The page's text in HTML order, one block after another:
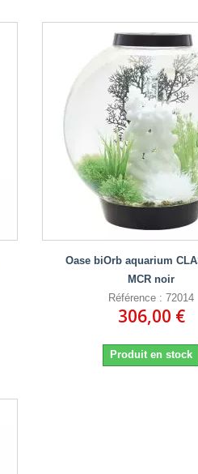
Oase biOrb aquarium
MCR noir
Référence : 72014
306,00 €
Produit en stock